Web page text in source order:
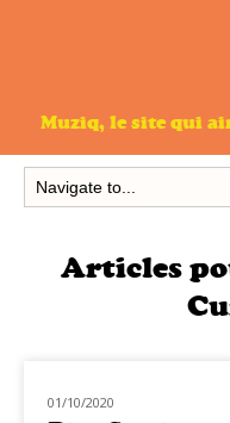
Muziq, le site qui
Articles
CLASSIQ ROCK
01/10/2020